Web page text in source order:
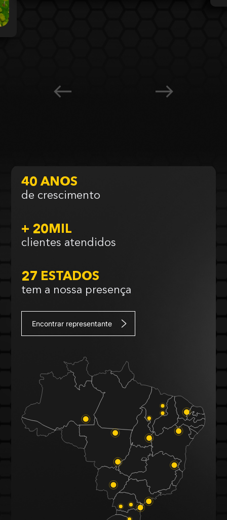
40 ANOS
de crescimento
+ 20MIL
clientes atendidos
27 ESTADOS
tem a nossa presença
Encontrar representante